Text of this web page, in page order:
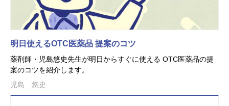
明日使えるOTC医薬品 提案のコツ
薬剤師・児島悠史先生が明日からすぐに使える OTC医薬品の提
案のコツを紹介します。
児島 悠史